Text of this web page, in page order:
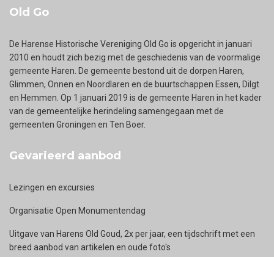
Old Go
De Harense Historische Vereniging Old Go is opgericht in januari
2010 en houdt zich bezig met de geschiedenis van de voormalige
gemeente Haren. De gemeente bestond uit de dorpen Haren,
Glimmen, Onnen en Noordlaren en de buurtschappen Essen, Dilgt
en Hemmen. Op 1 januari 2019 is de gemeente Haren in het kader
van de gemeentelijke herindeling samengegaan met de
gemeenten Groningen en Ten Boer.
Gevarieerd aanbod
Lezingen en excursies
Organisatie Open Monumentendag
Uitgave van Harens Old Goud, 2x per jaar, een tijdschrift met een
breed aanbod van artikelen en oude foto's